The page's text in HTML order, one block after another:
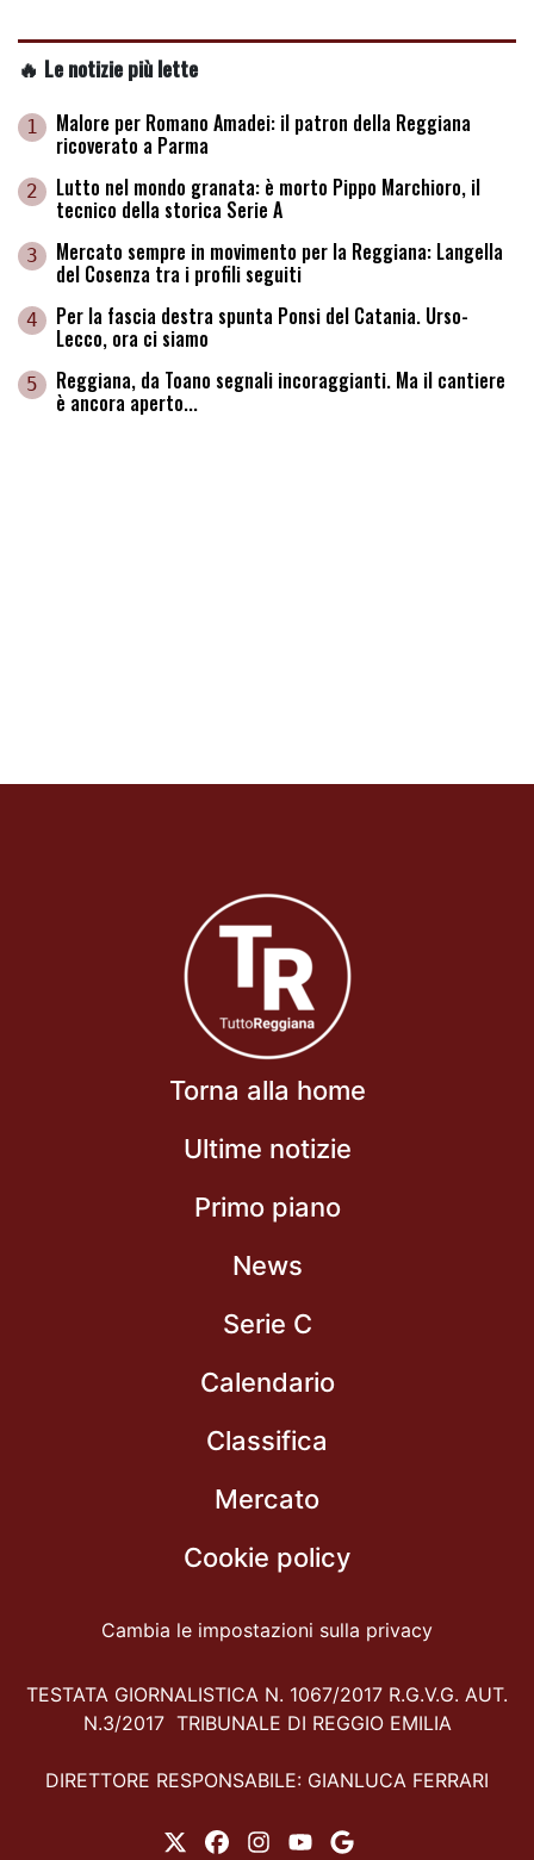
🔥 Le notizie più lette
1 Malore per Romano Amadei: il patron della Reggiana
ricoverato a Parma
2 Lutto nel mondo granata: è morto Pippo Marchioro, il
tecnico della storica Serie A
3 Mercato sempre in movimento per la Reggiana: Langella
del Cosenza tra i profili seguiti
4 Per la fascia destra spunta Ponsi del Catania. Urso-
Lecco, ora ci siamo
5 Reggiana, da Toano segnali incoraggianti. Ma il cantiere
è ancora aperto...
Torna alla home
Ultime notizie
Primo piano
News
Serie C
Calendario
Classifica
Mercato
Cookie policy
Cambia le impostazioni sulla privacy
TESTATA GIORNALISTICA N. 1067/2017 R.G.V.G. AUT.
N.3/2017 TRIBUNALE DI REGGIO EMILIA
DIRETTORE RESPONSABILE: GIANLUCA FERRARI